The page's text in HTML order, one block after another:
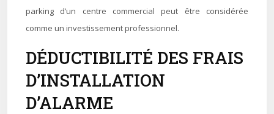
parking d’un centre commercial peut être considérée
comme un investissement professionnel.
DÉDUCTIBILITÉ DES FRAIS
D’INSTALLATION
D’ALARME